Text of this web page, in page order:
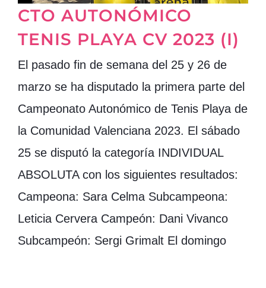
CTO AUTONÓMICO
TENIS PLAYA CV 2023 (I)
El pasado fin de semana del 25 y 26 de
marzo se ha disputado la primera parte del
Campeonato Autonómico de Tenis Playa de
la Comunidad Valenciana 2023. El sábado
25 se disputó la categoría INDIVIDUAL
ABSOLUTA con los siguientes resultados:
Campeona: Sara Celma Subcampeona:
Leticia Cervera Campeón: Dani Vivanco
Subcampeón: Sergi Grimalt El domingo